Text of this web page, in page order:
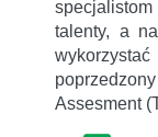
talenty, a
Assesment